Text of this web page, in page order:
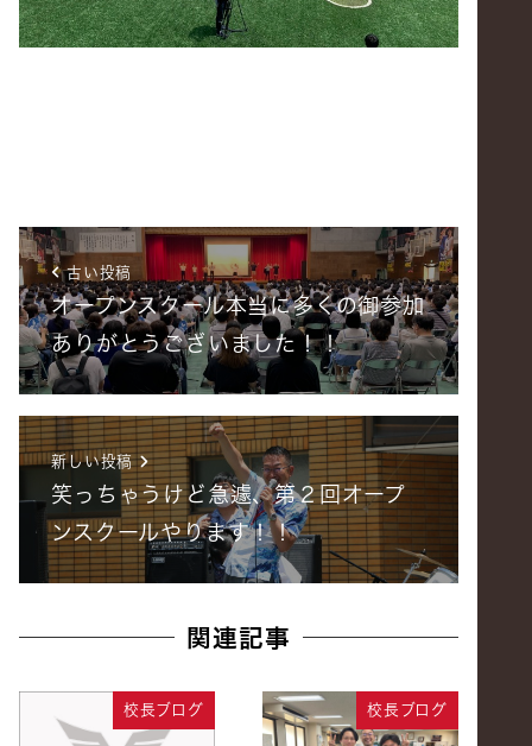
古い投稿
オープンスクール本当に多くの御参加
ありがとうございました！！
新しい投稿
笑っちゃうけど急遽、第２回オープ
ンスクールやります！！
関連記事
校長ブログ 校長ブログ